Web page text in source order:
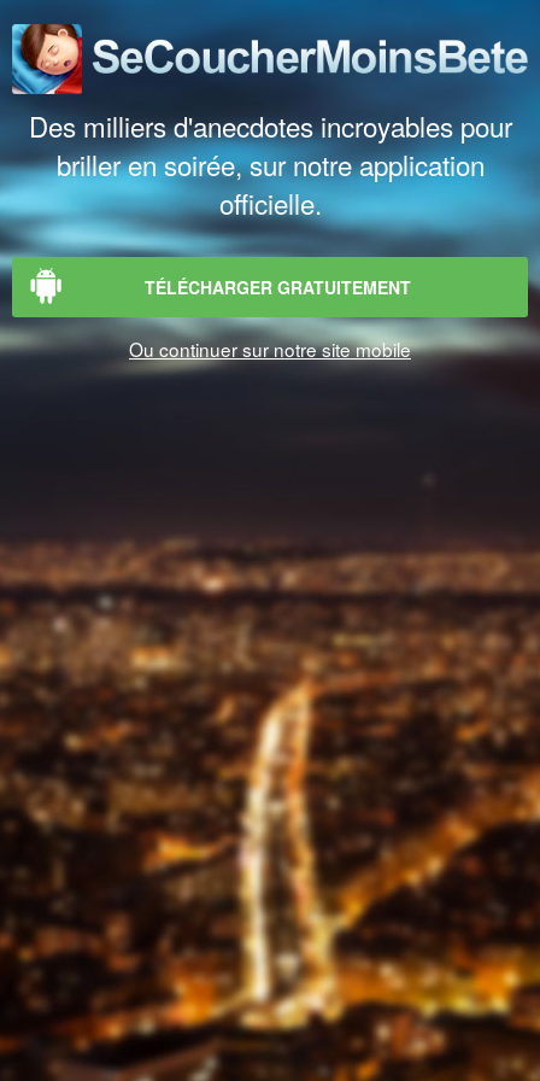
Des milliers d'anecdotes incroyables pour
briller en soirée, sur notre application
officielle.
TÉLÉCHARGER GRATUITEMENT
Ou continuer sur notre site mobile